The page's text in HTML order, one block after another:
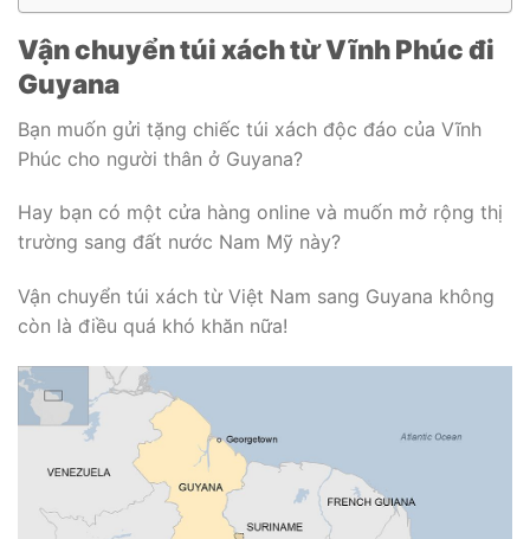
Vận chuyển túi xách từ Vĩnh Phúc đi
Guyana
Bạn muốn gửi tặng chiếc túi xách độc đáo của Vĩnh
Phúc cho người thân ở Guyana?
Hay bạn có một cửa hàng online và muốn mở rộng thị
trường sang đất nước Nam Mỹ này?
Vận chuyển túi xách từ Việt Nam sang Guyana không
còn là điều quá khó khăn nữa!